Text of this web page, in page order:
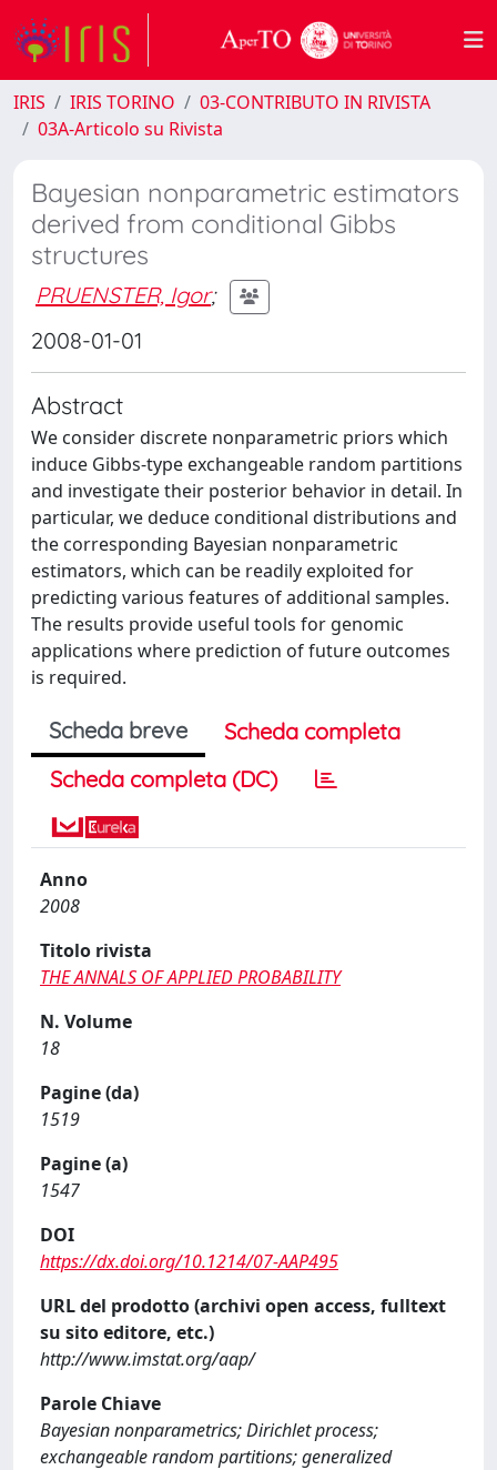
IRIS IRIS TORINO
03-CONTRIBUTO IN RIVISTA
03A-Articolo su Rivista
Bayesian nonparametric estimators
derived from conditional Gibbs
structures
PRUENSTER, Igor;
2008-01-01
Abstract
We consider discrete nonparametric priors which
induce Gibbs-type exchangeable random partitions
and investigate their posterior behavior in detail. In
particular, we deduce conditional distributions and
the corresponding Bayesian nonparametric
estimators, which can be readily exploited for
predicting various features of additional samples.
The results provide useful tools for genomic
applications where prediction of future outcomes
is required.
Scheda breve
Scheda completa
Scheda completa (DC)
Anno
2008
Titolo rivista
THE ANNALS OF APPLIED PROBABILITY
N. Volume
18
Pagine (da)
1519
Pagine (a)
1547
DOI
https://dx.doi.org/10.1214/07-AAP495
URL del prodotto (archivi open access, fulltext
su sito editore, etc.)
http://www.imstat.org/aap/
Parole Chiave
Bayesian nonparametrics; Dirichlet process;
exchangeable random partitions; generalized